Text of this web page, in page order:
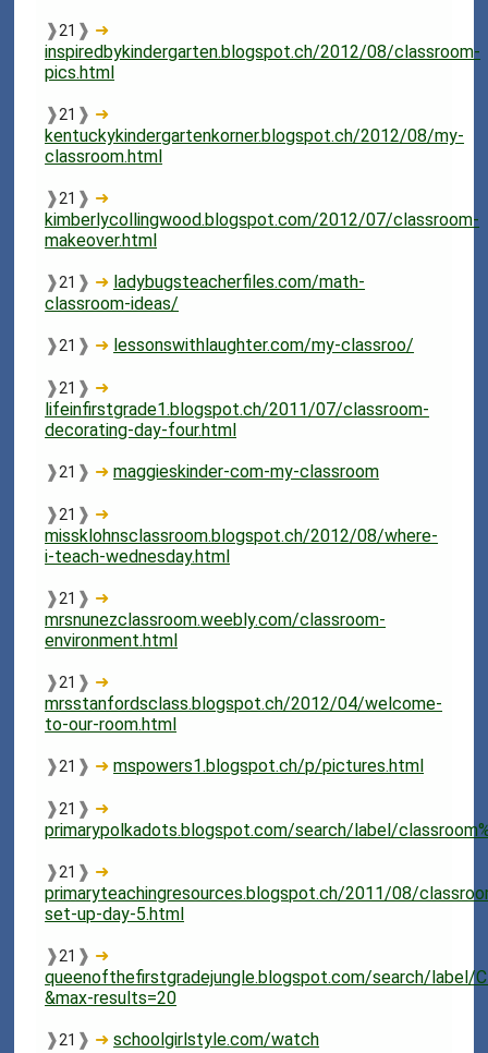
❱21 ❱ ➜
inspiredbykindergarten.blogspot.ch/2012/08/classroom-
pics.html
❱21 ❱ ➜
kentuckykindergartenkorner.blogspot.ch/2012/08/my-
classroom.html
❱21 ❱ ➜
kimberlycollingwood.blogspot.com/2012/07/classroom-
makeover.html
❱21 ❱ ➜ ladybugsteacherfiles.com/math-
classroom-ideas/
❱21 ❱ ➜ lessonswithlaughter.com/my-classroo/
❱21 ❱ ➜
lifeinfirstgrade1.blogspot.ch/2011/07/classroom-
decorating-day-four.html
❱21 ❱ ➜maggieskinder-com-my-classroom
❱21 ❱ ➜
missklohnsclassroom.blogspot.ch/2012/08/where-
i-teach-wednesday.html
❱21 ❱ ➜
mrsnunezclassroom.weebly.com/classroom-
environment.html
❱21 ❱ ➜
mrsstanfordsclass.blogspot.ch/2012/04/welcome-
to-our-room.html
❱21 ❱ ➜mspowers1.blogspot.ch/p/pictures.html
❱21 ❱ ➜
primarypolkadots.blogspot.com/search/label/
❱21 ❱ ➜
primaryteachingresources.blogspot.ch/2011/08/
set-up-day-5.html
❱21 ❱ ➜
queenofthefirstgradejungle.blogspot.com/search/label/
&max-results=20
❱21 ❱ ➜schoolgirlstyle.com/watch